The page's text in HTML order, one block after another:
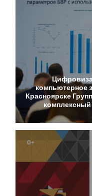
компьютерное
Красноярске
комплексный